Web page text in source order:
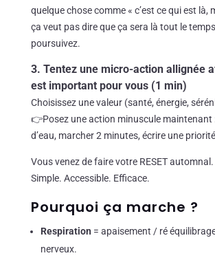
quelque chose comme « c’est ce qui est là,
ça veut pas dire que ça sera là tout le
poursuivez.
3. Tentez une micro-action allignée
est important pour vous (1 min)
Choisissez une valeur (santé, énergie,
👉Posez une action minuscule maintenant
d’eau, marcher 2 minutes, écrire une
Vous venez de faire votre RESET automnal.
Simple. Accessible. Efficace.
Pourquoi ça marche ?
Respiration = apaisement / ré
nerveux.